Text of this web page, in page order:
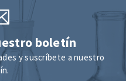
boletín
y suscríbete a nuestro